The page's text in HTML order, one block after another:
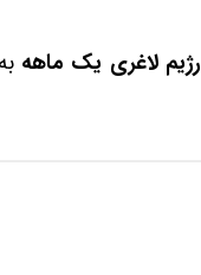
رژیم لاغری یک ماهه